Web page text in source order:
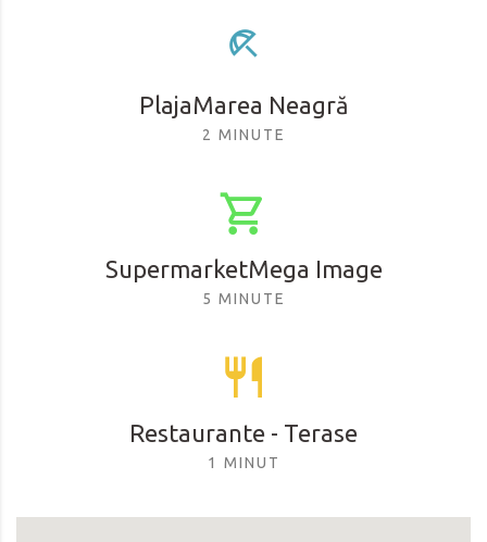
PlajaMarea Neagră
2 MINUTE
SupermarketMega Image
5 MINUTE
Restaurante - Terase
1 MINUT